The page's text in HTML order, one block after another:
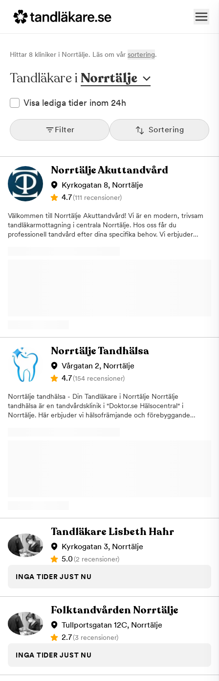
Hittar 8 kliniker i Norrtälje. Läs om vår sortering.
Tandläkare i Norrtälje
Visa lediga tider inom 24h
Filter Sortering
Norrtälje Akuttandvård
Kyrkogatan 8, Norrtälje
4.7(111 recensioner)
Välkommen till Norrtälje Akuttandvård! Vi är en modern, trivsam
tandläkarmottagning i centrala Norrtälje. Hos oss får du
professionell tandvård efter dina specifika behov. Vi erbjuder
tandläkare och tandhygienister. Tandläkare Ferri Saidbahr och
Hooman Tehranian hälsar dig välkommen till oss på Kyrkogatan
8 i centrala Norrtälje! Vi är alltid tillgängliga.
Norrtälje Tandhälsa
Vårgatan 2, Norrtälje
4.7(154 recensioner)
Norrtälje tandhälsa - Din Tandläkare i Norrtälje Norrtälje
tandhälsa är en tandvårdsklinik i "Doktor.se Hälsocentral" i
Norrtälje. Här erbjuder vi hälsofrämjande och förebyggande
Tandläkare Lisbeth Hahr
Kyrkogatan 3, Norrtälje
5.0(2 recensioner)
INGA TIDER JUST NU
Folktandvården Norrtälje
Tullportsgatan 12C, Norrtälje
2.7(3 recensioner)
INGA TIDER JUST NU